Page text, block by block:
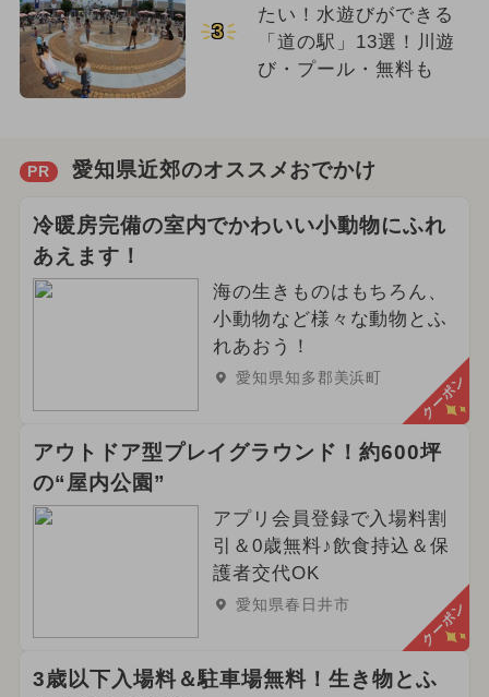
3
たい！水遊びができる
「道の駅」13選！川遊
び・プール・無料も
PR 愛知県近郊のオススメおでかけ
冷暖房完備の室内でかわいい小動物にふれ
あえます！
海の生きものはもちろん、
小動物など様々な動物とふ
れあおう！
愛知県知多郡美浜町 クーポン
アウトドア型プレイグラウンド！約600坪
の“屋内公園”
アプリ会員登録で入場料割
引＆0歳無料♪飲食持込＆保
護者交代OK
愛知県春日井市 クーポン
3歳以下入場料＆駐車場無料！生き物とふ